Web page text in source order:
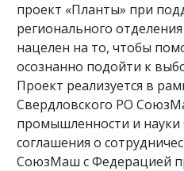
проект «Планты» при
регионального
нацелен на то, чтобы
осознанно подойти к
Проект реализуется в
Свердловского РО
промышленности и науки
соглашения о
СоюзМаш с Федерацией